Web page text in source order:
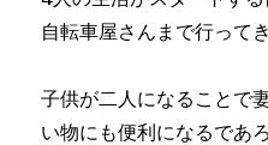
自転車屋さんまで行って
子供が二人になることで
い物にも便利になるであ